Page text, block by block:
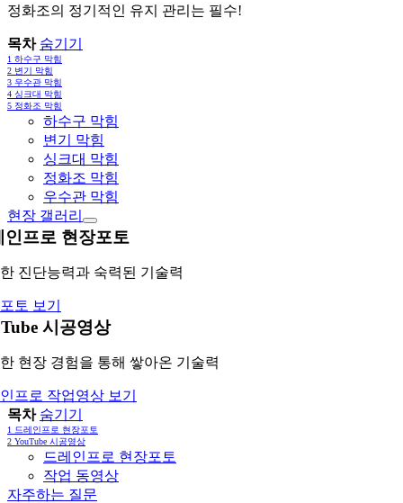
정화조의 정기적인 유지 관리는 필수!
목차 숨기기
1 하수구 막힘
2 변기 막힘
3 우수관 막힘
4 싱크대 막힘
5 정화조 막힘
하수구 막힘
변기 막힘
싱크대 막힘
정화조 막힘
우수관 막힘
현장 갤러리
인프로 현장포토
진단능력과 숙력된 기술력
토 보기
시공영상
현장 경험을 통해 쌓아온 기술력
프로 작업영상 보기
목차 숨기기
1 드레인프로 현장포토
2 YouTube 시공영상
드레인프로 현장포토
작업 동영상
자주하는 질문